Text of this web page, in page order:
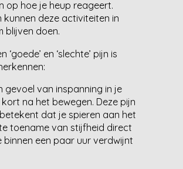
op hoe je heup reageert.
kunnen deze activiteiten in
blijven doen.
en ‘slechte’ pijn is
gevoel van inspanning in je
na het bewegen. Deze pijn
dat je spieren aan het
toename van stijfheid direct
binnen een paar uur verdwijnt